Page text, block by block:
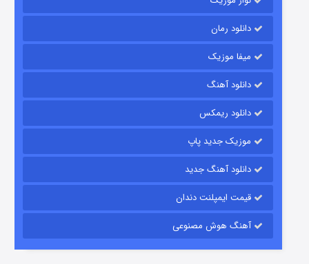
قسمت
شوگر فصل ۲
دانلود رمان
میفا موزیک
دانلود آهنگ
دانلود ریمکس
موزیک جدید پاپ
دانلود آهنگ جدید
قیمت ایمپلنت دندان
آهنگ هوش مصنوعی